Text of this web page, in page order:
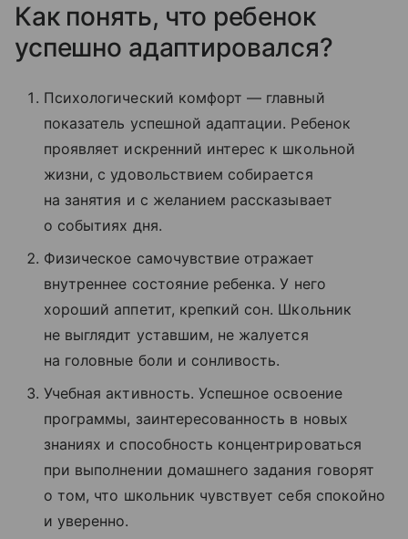
Как понять, что ребенок
успешно адаптировался?
Психологический комфорт — главный
показатель успешной адаптации. Ребенок
проявляет искренний интерес к школьной
жизни, c удовольствием собирается
на занятия и с желанием рассказывает
о событиях дня.
Физическое самочувствие отражает
внутреннее состояние ребенка. У него
хороший аппетит, крепкий сон. Школьник
не выглядит уставшим, не жалуется
на головные боли и сонливость.
Учебная активность. Успешное освоение
программы, заинтересованность в новых
знаниях и способность концентрироваться
при выполнении домашнего задания говорят
о том, что школьник чувствует себя спокойно
и уверенно.